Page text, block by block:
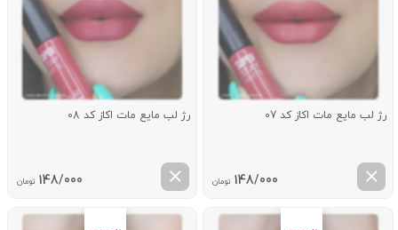
رژ لب مایع مات اکاز کد 07
148/000 تومان
رژ لب مایع مات اکاز کد 08
148/000 تومان